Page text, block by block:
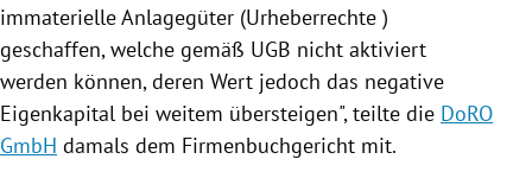
immaterielle Anlagegüter (Urheberrechte )
geschaffen, welche gemäß UGB nicht aktiviert
werden können, deren Wert jedoch das negative
Eigenkapital bei weitem übersteigen", teilte die DoRO
GmbH damals dem Firmenbuchgericht mit.